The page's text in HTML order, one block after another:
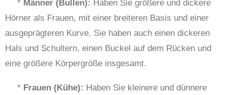
* Männer (Bullen): Haben Sie größere und dickere
Hörner als Frauen, mit einer breiteren Basis und einer
ausgeprägteren Kurve. Sie haben auch einen dickeren
Hals und Schultern, einen Buckel auf dem Rücken und
eine größere Körpergröße insgesamt.
* Frauen (Kühe): Haben Sie kleinere und dünnere